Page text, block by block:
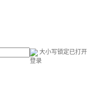
大小写锁定已打开
登录